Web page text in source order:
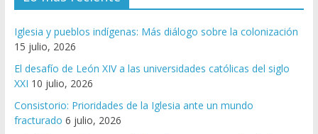
Iglesia y pueblos indígenas: Más diálogo sobre la colonización
15 julio, 2026
El desafío de León XIV a las universidades católicas del siglo
XXI 10 julio, 2026
Consistorio: Prioridades de la Iglesia ante un mundo
fracturado 6 julio, 2026